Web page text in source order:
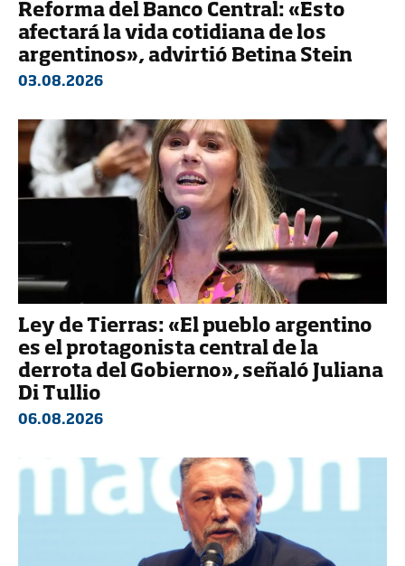
Reforma del Banco Central: «Esto
afectará la vida cotidiana de los
argentinos», advirtió Betina Stein
03.08.2026
Ley de Tierras: «El pueblo argentino
es el protagonista central de la
derrota del Gobierno», señaló Juliana
Di Tullio
06.08.2026